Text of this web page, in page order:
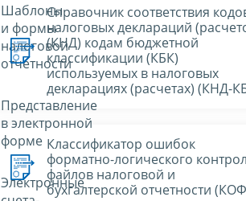
Шаблоны
и формы
налоговой
отчетности
Представление
в электронной
форме
Электронные
Справочник соответствия
налоговых деклараций
(КНД) кодам бюджетной
классификации (КБК)
используемых в налоговых
декларациях (расчетах) (КНД-
Классификатор ошибок
форматно-логического
файлов налоговой и
бухгалтерской отчетности